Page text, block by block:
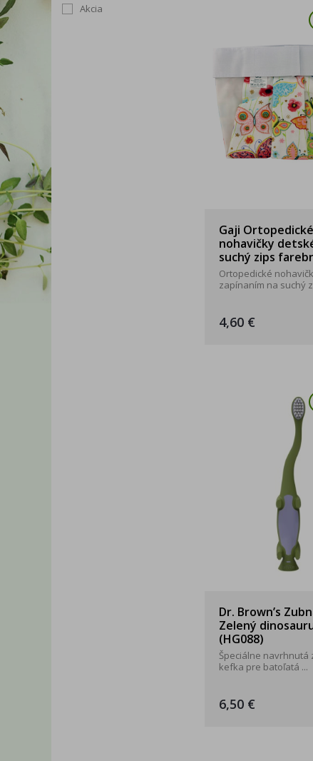
Akcia
Gaji Ortopedické
nohavičky
suchý zips
Ortopedické
zapínaním na suchý
4,60 €
Dr. Brown’s
Zelený
(HG088)
Špeciálne navrhnutá
kefka pre batoľatá ...
6,50 €